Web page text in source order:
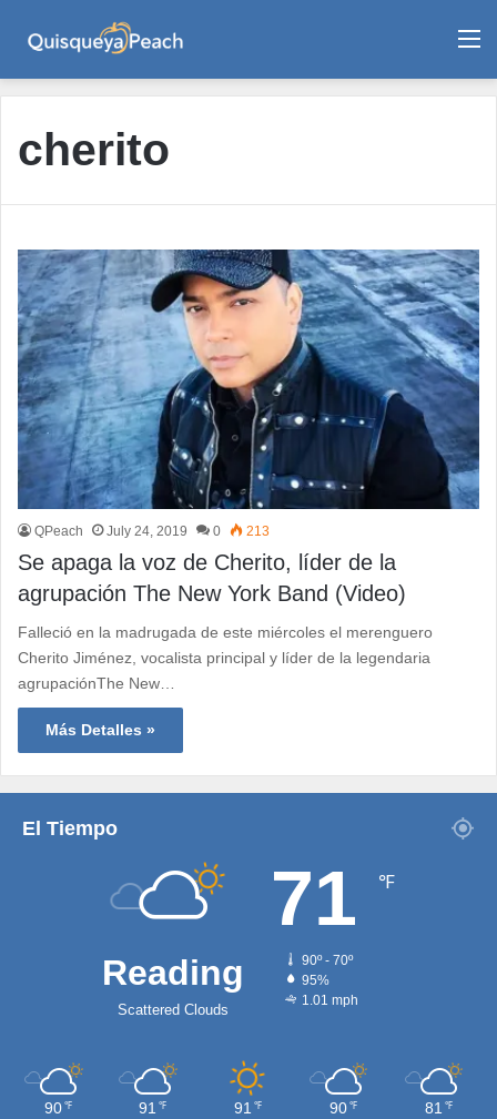
cherito
QPeach July 24, 2019 0 213
Se apaga la voz de Cherito, líder de la
agrupación The New York Band (Video)
Falleció en la madrugada de este miércoles el merenguero
Cherito Jiménez, vocalista principal y líder de la legendaria
agrupaciónThe New…
Más Detalles »
El Tiempo
Reading
Scattered Clouds
71 ℉
90º - 70º
95%
1.01 mph
90 ℉ 91 ℉ 91 ℉ 90 ℉ 81 ℉